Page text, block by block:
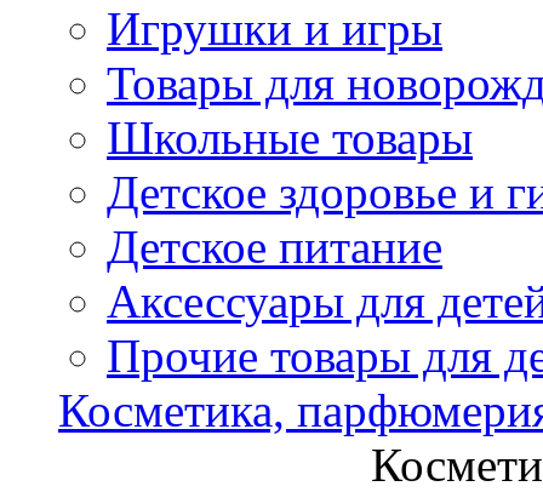
Игрушки и игры
Товары для
Школьные товары
Детское здоровье и
Детское питание
Аксессуары для
Прочие товары для
Косметика,